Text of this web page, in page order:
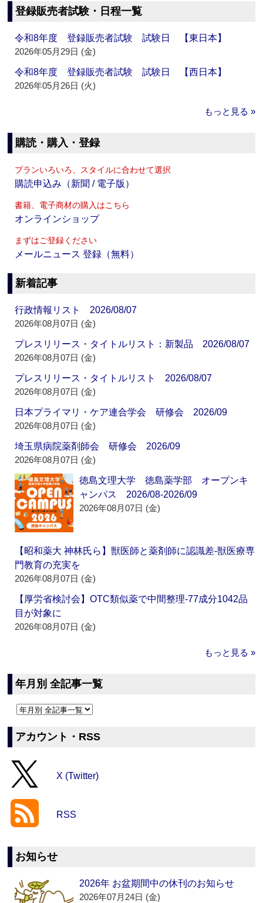
登録販売者試験・日程一覧
令和8年度 登録販売者試験 試験日 【東日本】
2026年05月29日 (金)
令和8年度 登録販売者試験 試験日 【西日本】
2026年05月26日 (火)
もっと見る »
購読・購入・登録
プランいろいろ、スタイルに合わせて選択
購読申込み（新聞 / 電子版）
書籍、電子商材の購入はこちら
オンラインショップ
まずはご登録ください
メールニュース 登録（無料）
新着記事
行政情報リスト 2026/08/07
2026年08月07日 (金)
プレスリリース・タイトルリスト：新製品 2026/08/07
2026年08月07日 (金)
プレスリリース・タイトルリスト 2026/08/07
2026年08月07日 (金)
日本プライマリ・ケア連合学会 研修会 2026/09
2026年08月07日 (金)
埼玉県病院薬剤師会 研修会 2026/09
2026年08月07日 (金)
徳島文理大学 徳島薬学部 オープンキ
ャンパス 2026/08-2026/09
2026年08月07日 (金)
【昭和薬大 神林氏ら】獣医師と薬剤師に認識差‐獣医療専
門教育の充実を
2026年08月07日 (金)
【厚労省検討会】OTC類似薬で中間整理‐77成分1042品
目が対象に
2026年08月07日 (金)
もっと見る »
年月別 全記事一覧
アカウント・RSS
X (Twitter)
RSS
お知らせ
2026年 お盆期間中の休刊のお知らせ
2026年07月24日 (金)